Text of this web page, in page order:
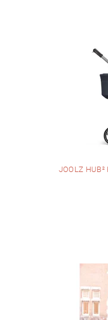
JOOLZ HUB²